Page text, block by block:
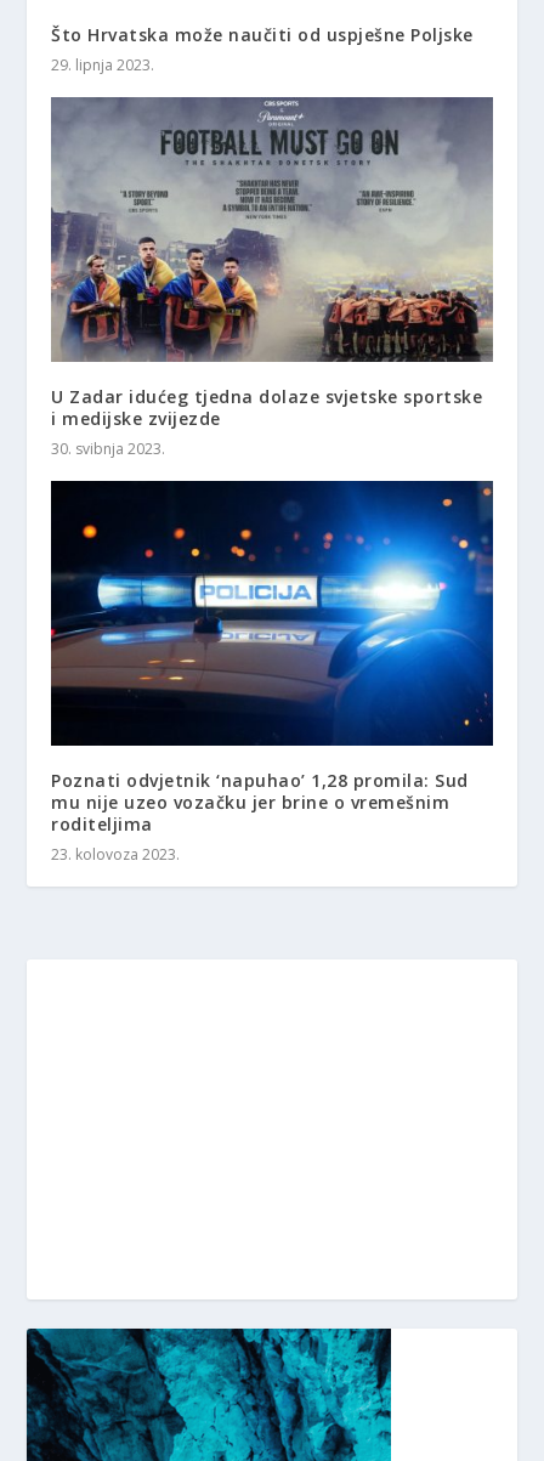
Što Hrvatska može naučiti od uspješne Poljske
29. lipnja 2023.
U Zadar idućeg tjedna dolaze svjetske sportske
i medijske zvijezde
30. svibnja 2023.
Poznati odvjetnik ‘napuhao’ 1,28 promila: Sud
mu nije uzeo vozačku jer brine o vremešnim
roditeljima
23. kolovoza 2023.